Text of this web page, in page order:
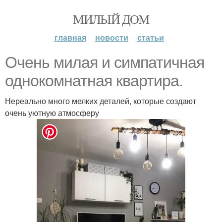
МИЛЫЙ ДОМ
главная новости статьи
Очень милая и симпатичная
однокомнатная квартира.
Нереально много мелких деталей, которые создают
очень уютную атмосферу